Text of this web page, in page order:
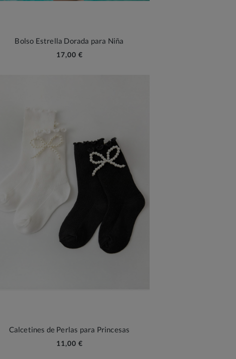
Bolso Estrella Dorada para Niña
17,00 €
Calcetines de Perlas para Princesas
11,00 €